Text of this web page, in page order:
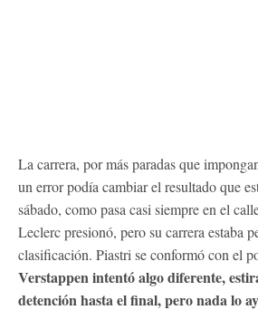
La carrera, por más paradas que
un error podía cambiar el resultado que
sábado, como pasa casi siempre en el
Leclerc presionó, pero su carrera estaba
clasificación. Piastri se conformó con el
Verstappen intentó algo diferente,
detención hasta el final, pero nada lo